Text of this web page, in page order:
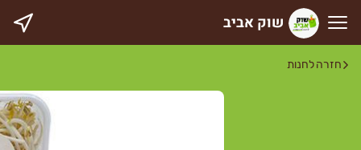
שוק אביבשוק אביב
חזרה לחנות